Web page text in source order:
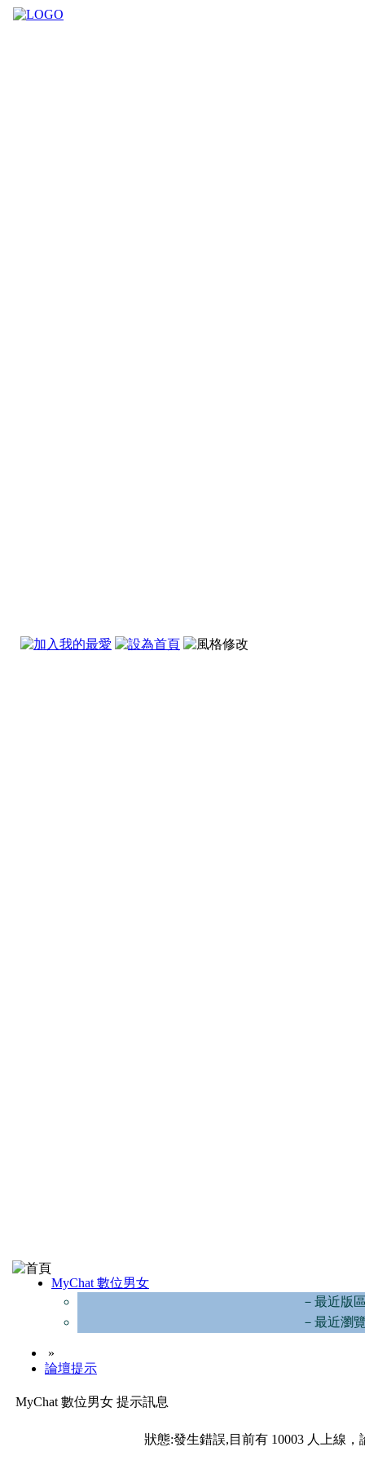
MyChat 數位男女
－最近版
－最近瀏
»
論壇提示
MyChat 數位男女 提示訊息
狀態:發生錯誤,目前有 10003 人上線